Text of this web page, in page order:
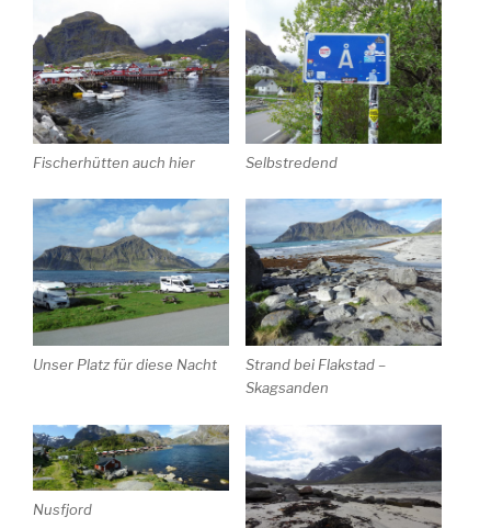
Fischerhütten auch hier Selbstredend
Unser Platz für diese Nacht
Strand bei Flakstad –
Skagsanden
Nusfjord